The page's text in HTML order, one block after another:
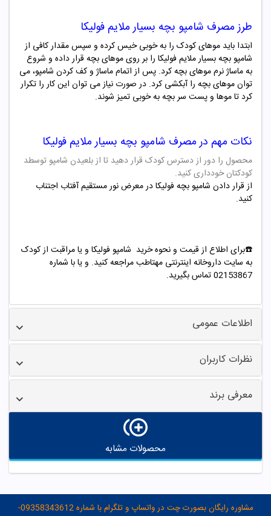
طرز مصرف شامپو بچه بسیار ملایم فولیکا
ابتدا باید موهای کودک را به خوبی خیس کرده و سپس مقدار کافی از
شامپو بچه بسیار ملایم فولیکا را بر روی موهای بچه قرار داده و شروع
به ماساژ نرم موهای بچه کرد. پس از اتمام ماساژ و کف کردن شامپو، می
توان موهای بچه را آبکشی کرد. در صورت نیاز می توان این کار را تکرار
کرد تا موها و پست سر بچه به خوبی تمیز شوند.
نکات مهم در مصرف شامپو بچه بسیار ملایم فولیکا
محصول را دور از دسترس کودک قرار دهید تا از بلعیدن شامپو توسطد
کودکتان خودداری کنید.
از قرار دادن شامپو بچه فولیکا در معرض نور مستقیم آفتاب اجتناب
کنید.
☎️برای اطلاع از قیمت و نحوه خرید شامپو فولیکا و یا مراقبت از کودک
به سایت داروخانه اینترنتی مهتاطب مراجعه کنید. و یا با شماره
02153867 تماس بگیرید.
اطلاعات عمومی
نظرات کاربران
معرفی برند
محصولات مشابه
مشاوره رایگان بصورت چت در واتساپ و تلگرام با شماره 09358343612-